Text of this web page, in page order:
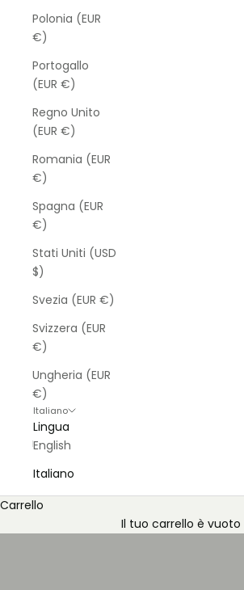
Polonia (EUR
€)
Portogallo
(EUR €)
Regno Unito
(EUR €)
Romania (EUR
€)
Spagna (EUR
€)
Stati Uniti (USD
$)
Svezia (EUR €)
Svizzera (EUR
€)
Ungheria (EUR
€)
Italiano
Lingua
English
Italiano
Carrello
Il tuo carrello è vuoto